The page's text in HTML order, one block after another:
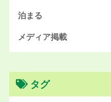
泊まる
メディア掲載
タグ